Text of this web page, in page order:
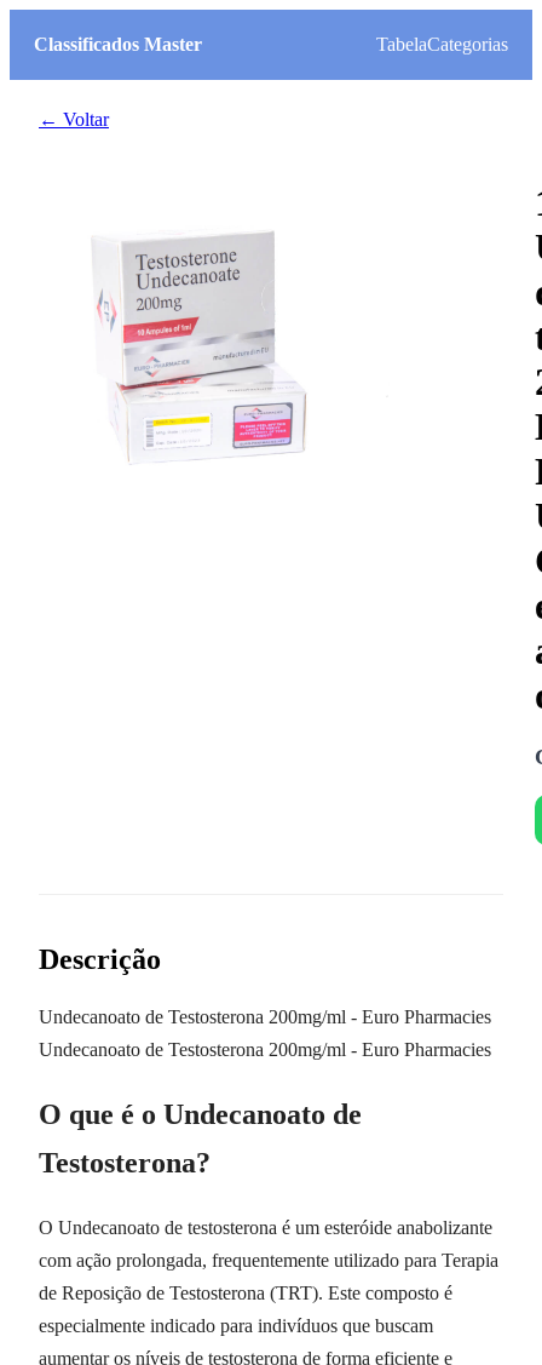
Classificados Master TabelaCategorias
← Voltar
Descrição
Undecanoato de Testosterona 200mg/ml - Euro Pharmacies
Undecanoato de Testosterona 200mg/ml - Euro Pharmacies
O que é o Undecanoato de
Testosterona?
O Undecanoato de testosterona é um esteróide anabolizante
com ação prolongada, frequentemente utilizado para Terapia
de Reposição de Testosterona (TRT). Este composto é
especialmente indicado para indivíduos que buscam
aumentar os níveis de testosterona de forma eficiente e